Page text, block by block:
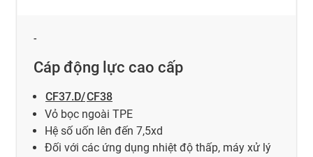
-
Cáp động lực cao cấp
CF37.D/CF38
Vỏ bọc ngoài TPE
Hệ số uốn lên đến 7,5xd
Đối với các ứng dụng nhiệt độ thấp, máy xử lý